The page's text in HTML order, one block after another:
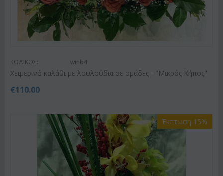
ΚΩΔΙΚΟΣ: winb4
Χειμερινό καλάθι με λουλούδια σε ομάδες - "Μικρός Κήπος"
€110.00
Έκπτωση 15%